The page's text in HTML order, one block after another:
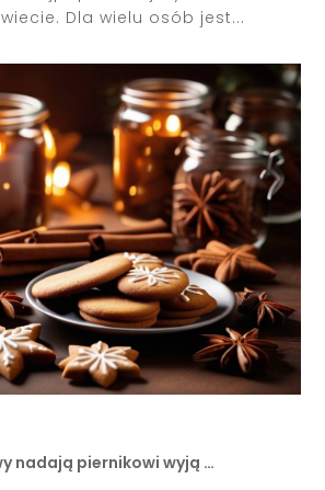
Dla wielu osób jest...
nadają piernikowi wyją …